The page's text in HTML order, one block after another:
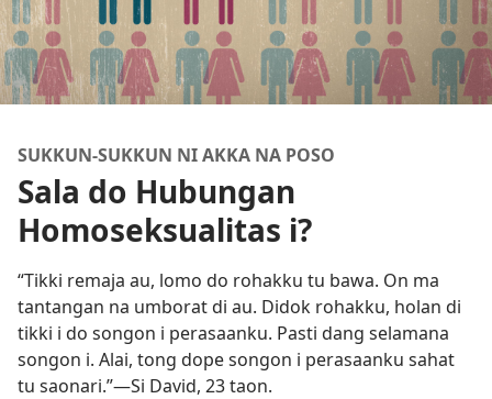
SUKKUN-SUKKUN NI AKKA NA POSO
Sala do Hubungan
Homoseksualitas i?
“Tikki remaja au, lomo do rohakku tu bawa. On ma
tantangan na umborat di au. Didok rohakku, holan di
tikki i do songon i perasaanku. Pasti dang selamana
songon i. Alai, tong dope songon i perasaanku sahat
tu saonari.”​—Si David, 23 taon.